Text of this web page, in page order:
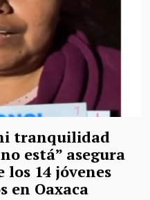
tranquilidad
está” asegura
los 14 jóvenes
en Oaxaca